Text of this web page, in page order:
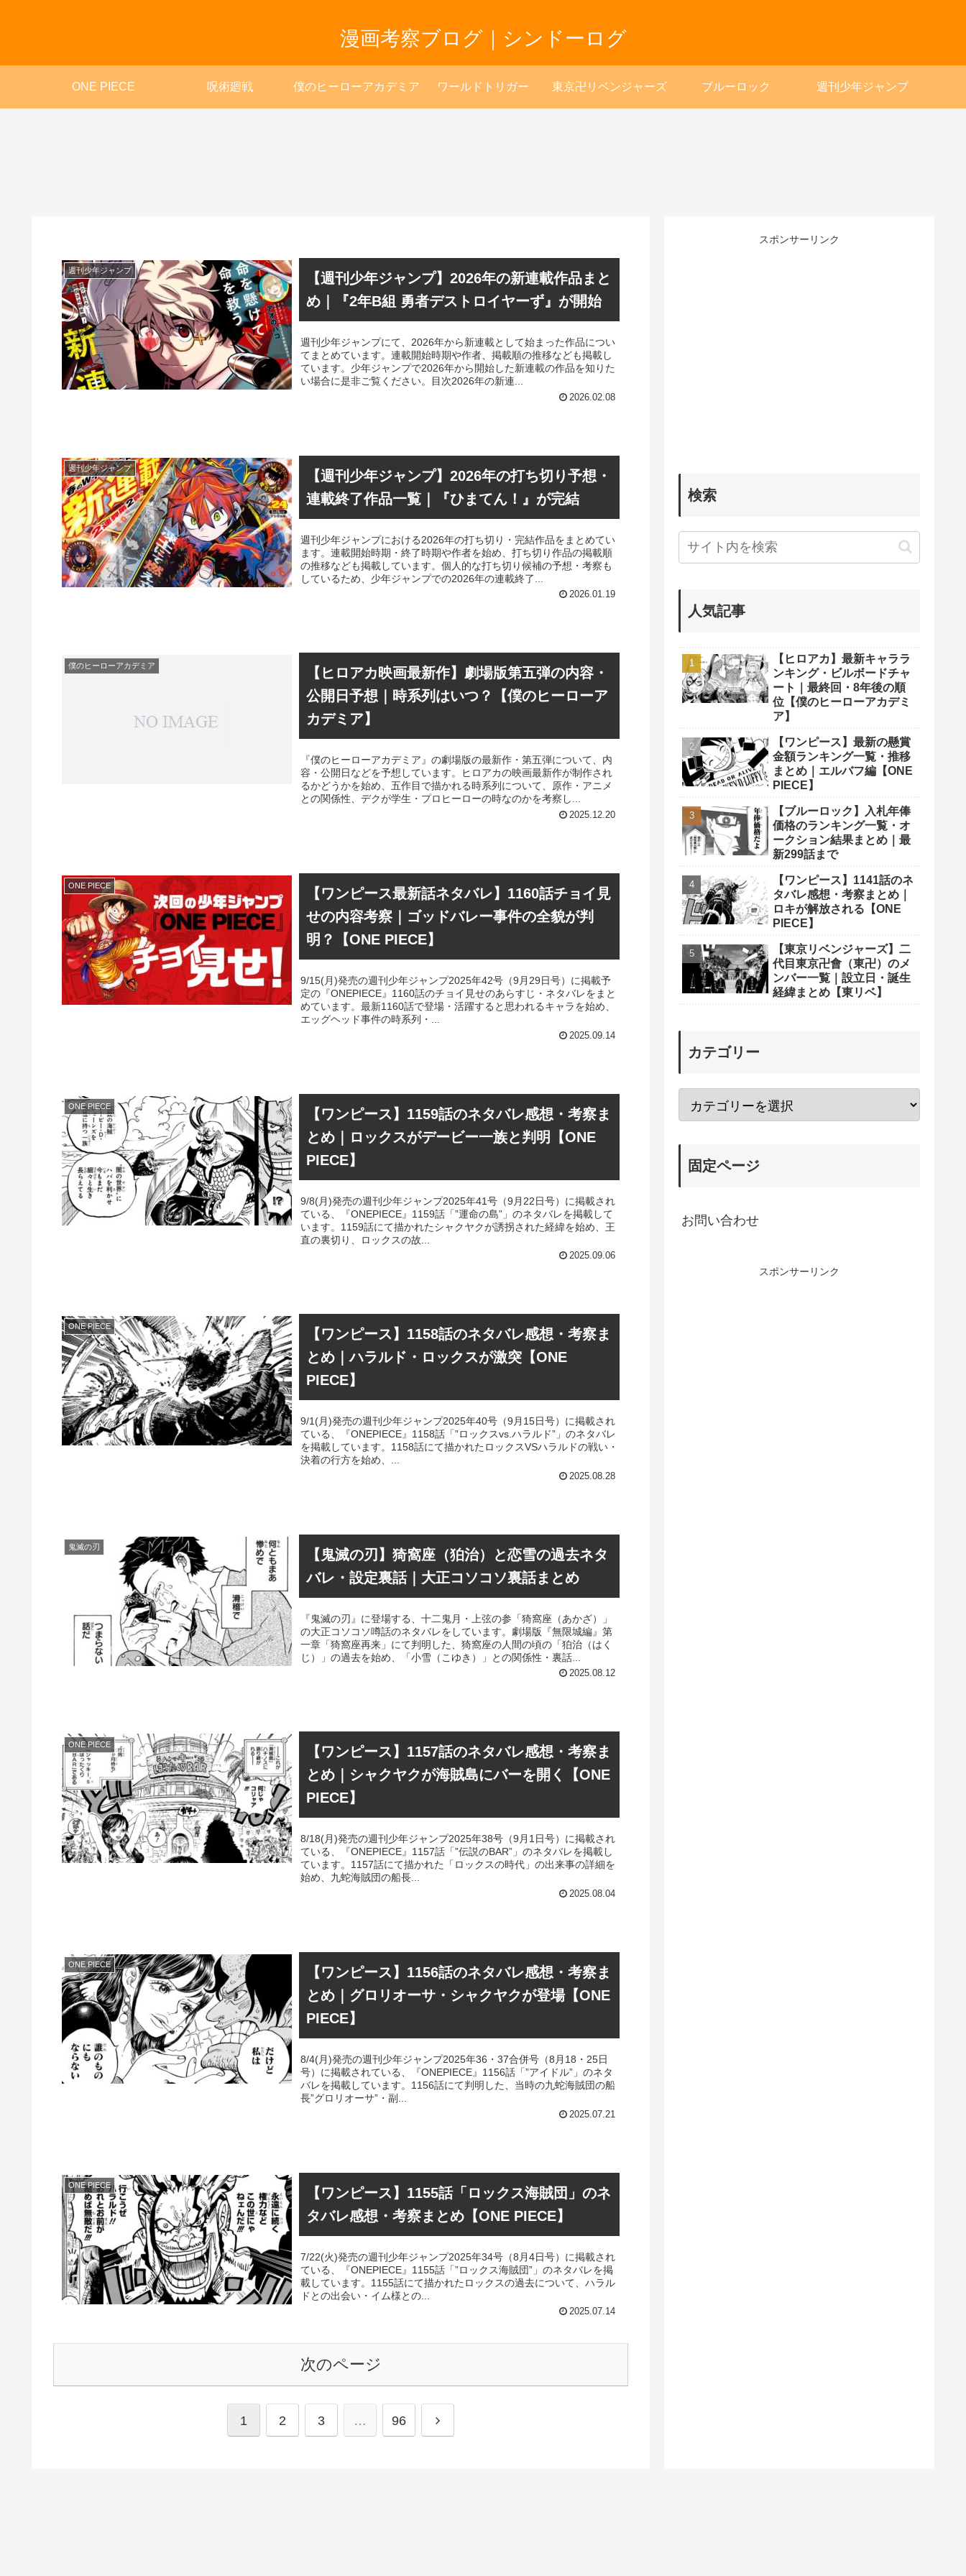
漫画考察ブログ｜シンドーログ
ONE PIECE 呪術廻戦 僕のヒーローアカデミア ワールドトリガー 東京卍リベンジャーズ ブルーロック 週刊少年ジャンプ
週刊少年ジャンプ
【週刊少年ジャンプ】2026年の新連載作品まと
め｜『2年B組 勇者デストロイヤーず』が開始
週刊少年ジャンプにて、2026年から新連載として始まった作品につい
てまとめています。連載開始時期や作者、掲載順の推移なども掲載し
ています。少年ジャンプで2026年から開始した新連載の作品を知りた
い場合に是非ご覧ください。目次2026年の新連...
2026.02.08
週刊少年ジャンプ
【週刊少年ジャンプ】2026年の打ち切り予想・
連載終了作品一覧｜『ひまてん！』が完結
週刊少年ジャンプにおける2026年の打ち切り・完結作品をまとめてい
ます。連載開始時期・終了時期や作者を始め、打ち切り作品の掲載順
の推移なども掲載しています。個人的な打ち切り候補の予想・考察も
しているため、少年ジャンプでの2026年の連載終了...
2026.01.19
僕のヒーローアカデミア
【ヒロアカ映画最新作】劇場版第五弾の内容・
公開日予想｜時系列はいつ？【僕のヒーローア
カデミア】
『僕のヒーローアカデミア』の劇場版の最新作・第五弾について、内
容・公開日などを予想しています。ヒロアカの映画最新作が制作され
るかどうかを始め、五作目で描かれる時系列について、原作・アニメ
との関係性、デクが学生・プロヒーローの時なのかを考察し...
2025.12.20
ONE PIECE
【ワンピース最新話ネタバレ】1160話チョイ見
せの内容考察｜ゴッドバレー事件の全貌が判
明？【ONE PIECE】
9/15(月)発売の週刊少年ジャンプ2025年42号（9月29日号）に掲載予
定の『ONEPIECE』1160話のチョイ見せのあらすじ・ネタバレをまと
めています。最新1160話で登場・活躍すると思われるキャラを始め、
エッグヘッド事件の時系列・...
2025.09.14
ONE PIECE
【ワンピース】1159話のネタバレ感想・考察ま
とめ｜ロックスがデービー一族と判明【ONE
PIECE】
9/8(月)発売の週刊少年ジャンプ2025年41号（9月22日号）に掲載され
ている、『ONEPIECE』1159話「”運命の島”」のネタバレを掲載して
います。1159話にて描かれたシャクヤクが誘拐された経緯を始め、王
直の裏切り、ロックスの故...
2025.09.06
ONE PIECE
【ワンピース】1158話のネタバレ感想・考察ま
とめ｜ハラルド・ロックスが激突【ONE
PIECE】
9/1(月)発売の週刊少年ジャンプ2025年40号（9月15日号）に掲載され
ている、『ONEPIECE』1158話「”ロックスvs.ハラルド”」のネタバレ
を掲載しています。1158話にて描かれたロックスVSハラルドの戦い・
決着の行方を始め、...
2025.08.28
鬼滅の刃
【鬼滅の刃】猗窩座（狛治）と恋雪の過去ネタ
バレ・設定裏話｜大正コソコソ裏話まとめ
『鬼滅の刃』に登場する、十二鬼月・上弦の参「猗窩座（あかざ）」
の大正コソコソ噂話のネタバレをしています。劇場版『無限城編』第
一章「猗窩座再来」にて判明した、猗窩座の人間の頃の「狛治（はく
じ）」の過去を始め、「小雪（こゆき）」との関係性・裏話...
2025.08.12
ONE PIECE
【ワンピース】1157話のネタバレ感想・考察ま
とめ｜シャクヤクが海賊島にバーを開く【ONE
PIECE】
8/18(月)発売の週刊少年ジャンプ2025年38号（9月1日号）に掲載され
ている、『ONEPIECE』1157話「”伝説のBAR”」のネタバレを掲載し
ています。1157話にて描かれた「ロックスの時代」の出来事の詳細を
始め、九蛇海賊団の船長...
2025.08.04
ONE PIECE
【ワンピース】1156話のネタバレ感想・考察ま
とめ｜グロリオーサ・シャクヤクが登場【ONE
PIECE】
8/4(月)発売の週刊少年ジャンプ2025年36・37合併号（8月18・25日
号）に掲載されている、『ONEPIECE』1156話「”アイドル”」のネタ
バレを掲載しています。1156話にて判明した、当時の九蛇海賊団の船
長”グロリオーサ”・副...
2025.07.21
ONE PIECE
【ワンピース】1155話「ロックス海賊団」のネ
タバレ感想・考察まとめ【ONE PIECE】
7/22(火)発売の週刊少年ジャンプ2025年34号（8月4日号）に掲載され
ている、『ONEPIECE』1155話「”ロックス海賊団”」のネタバレを掲
載しています。1155話にて描かれたロックスの過去について、ハラル
ドとの出会い・イム様との...
2025.07.14
次のページ
1 2 3 … 96 次
スポンサーリンク
検索
人気記事
【ヒロアカ】最新キャララ
ンキング・ビルボードチャ
ート｜最終回・8年後の順
位【僕のヒーローアカデミ
ア】
【ワンピース】最新の懸賞
金額ランキング一覧・推移
まとめ｜エルバフ編【ONE
PIECE】
【ブルーロック】入札年俸
価格のランキング一覧・オ
ークション結果まとめ｜最
新299話まで
【ワンピース】1141話のネ
タバレ感想・考察まとめ｜
ロキが解放される【ONE
PIECE】
【東京リベンジャーズ】二
代目東京卍會（東卍）のメ
ンバー一覧｜設立日・誕生
経緯まとめ【東リベ】
カテゴリー
固定ページ
お問い合わせ
スポンサーリンク